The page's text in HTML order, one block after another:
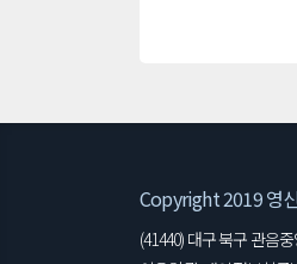
Copyright 2019 영
(41440) 대구 북구 관음